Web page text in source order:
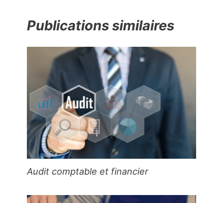
Publications similaires
Audit comptable et financier